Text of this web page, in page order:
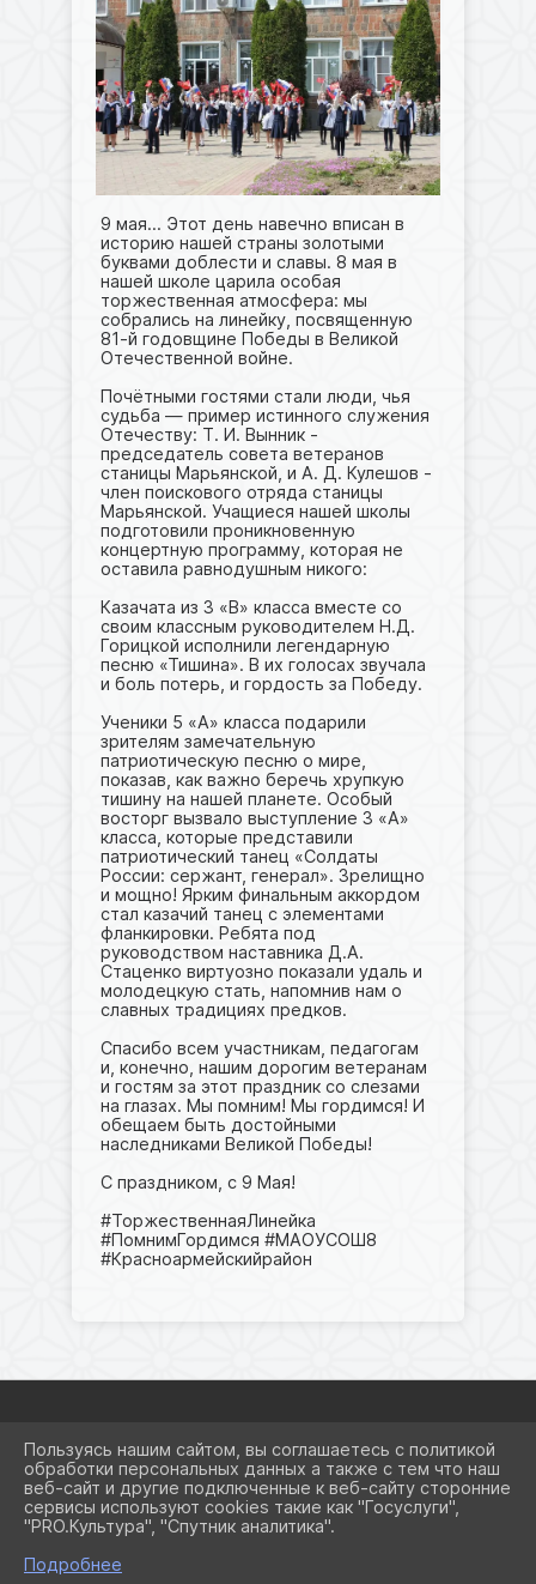
9 мая... Этот день навечно вписан в
историю нашей страны золотыми
буквами доблести и славы. 8 мая в
нашей школе царила особая
торжественная атмосфера: мы
собрались на линейку, посвященную
81-й годовщине Победы в Великой
Отечественной войне.
Почётными гостями стали люди, чья
судьба — пример истинного служения
Отечеству: Т. И. Вынник -
председатель совета ветеранов
станицы Марьянской, и А. Д. Кулешов -
член поискового отряда станицы
Марьянской. Учащиеся нашей школы
подготовили проникновенную
концертную программу, которая не
оставила равнодушным никого:
Казачата из 3 «В» класса вместе со
своим классным руководителем Н.Д.
Горицкой исполнили легендарную
песню «Тишина». В их голосах звучала
и боль потерь, и гордость за Победу.
Ученики 5 «А» класса подарили
зрителям замечательную
патриотическую песню о мире,
показав, как важно беречь хрупкую
тишину на нашей планете. Особый
восторг вызвало выступление 3 «А»
класса, которые представили
патриотический танец «Солдаты
России: сержант, генерал». Зрелищно
и мощно! Ярким финальным аккордом
стал казачий танец с элементами
фланкировки. Ребята под
руководством наставника Д.А.
Стаценко виртуозно показали удаль и
молодецкую стать, напомнив нам о
славных традициях предков.
Спасибо всем участникам, педагогам
и, конечно, нашим дорогим ветеранам
и гостям за этот праздник со слезами
на глазах. Мы помним! Мы гордимся! И
обещаем быть достойными
наследниками Великой Победы!
С праздником, с 9 Мая!
#ТоржественнаяЛинейка
#ПомнимГордимся #МАОУСОШ8
#Красноармейскийрайон
2026 Г. SCHOOL8KRSRM.RU
ВХОД
КАРТА САЙТА
ПОЛИТИКА ОБРАБОТКИ
Пользуясь нашим сайтом, вы соглашаетесь с политикой
обработки персональных данных а также с тем что наш
веб-сайт и другие подключенные к веб-сайту сторонние
сервисы используют cookies такие как "Госуслуги",
"PRO.Культура", "Спутник аналитика".
Подробнее